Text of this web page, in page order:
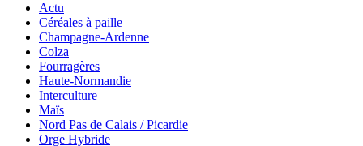
Actu
Céréales à paille
Champagne-Ardenne
Colza
Fourragères
Haute-Normandie
Interculture
Maïs
Nord Pas de Calais / Picardie
Orge Hybride